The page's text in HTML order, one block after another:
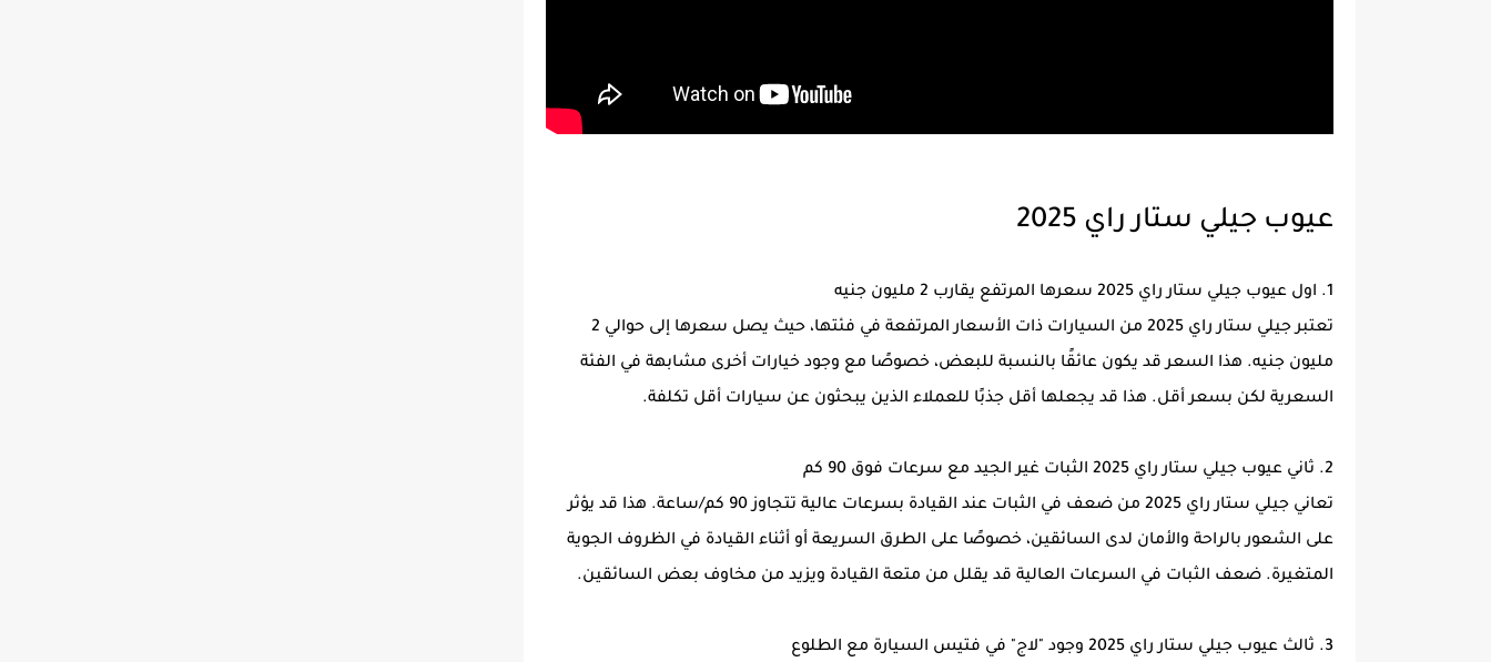
عيوب جيلي ستار راي 2025
1. اول عيوب جيلي ستار راي 2025 سعرها المرتفع يقارب 2 مليون جنيه
تعتبر جيلي ستار راي 2025 من السيارات ذات الأسعار المرتفعة في فئتها، حيث يصل سعرها إلى حوالي 2
مليون جنيه. هذا السعر قد يكون عائقًا بالنسبة للبعض، خصوصًا مع وجود خيارات أخرى مشابهة في الفئة
السعرية لكن بسعر أقل. هذا قد يجعلها أقل جذبًا للعملاء الذين يبحثون عن سيارات أقل تكلفة.
2. ثاني عيوب جيلي ستار راي 2025 الثبات غير الجيد مع سرعات فوق 90 كم
تعاني جيلي ستار راي 2025 من ضعف في الثبات عند القيادة بسرعات عالية تتجاوز 90 كم/ساعة. هذا قد يؤثر
على الشعور بالراحة والأمان لدى السائقين، خصوصًا على الطرق السريعة أو أثناء القيادة في الظروف الجوية
المتغيرة. ضعف الثبات في السرعات العالية قد يقلل من متعة القيادة ويزيد من مخاوف بعض السائقين.
3. ثالث عيوب جيلي ستار راي 2025 وجود "لاج" في فتيس السيارة مع الطلوع